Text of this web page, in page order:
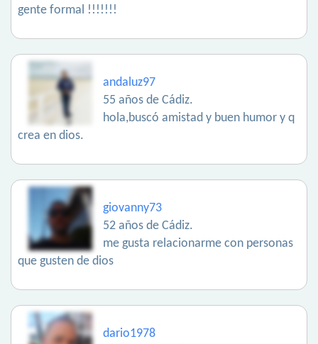
gente formal !!!!!!!
andaluz97
55 años de Cádiz.
hola,buscó amistad y buen humor y q
crea en dios.
giovanny73
52 años de Cádiz.
me gusta relacionarme con personas
que gusten de dios
dario1978